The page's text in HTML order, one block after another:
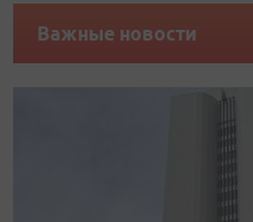
Важные новости